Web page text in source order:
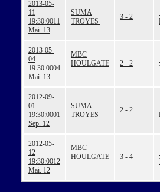
2013-05-
11
19:30:0011
Mai. 13
SUMA
TROYES
3 - 2
2013-05-
04
19:30:0004
Mai. 13
MBC
HOULGATE
2 - 2
2012-09-
01
19:30:0001
Sep. 12
SUMA
TROYES
2 - 2
2012-05-
12
19:30:0012
Mai. 12
MBC
HOULGATE
3 - 4